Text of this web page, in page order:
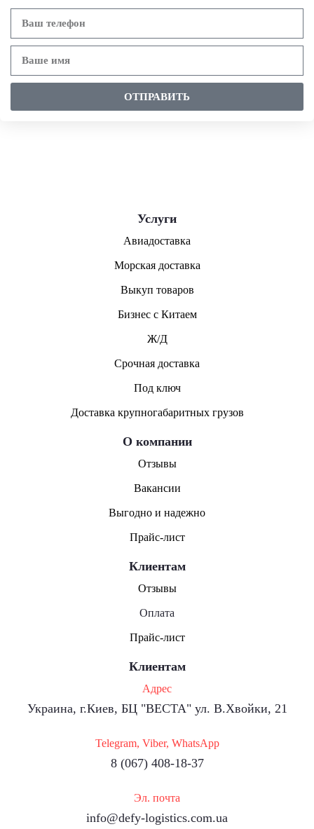
ОТПРАВИТЬ
Услуги
Авиадоставка
Морская доставка
Выкуп товаров
Бизнес с Китаем
Ж/Д
Срочная доставка
Под ключ
Доставка крупногабаритных грузов
О компании
Отзывы
Вакансии
Выгодно и надежно
Прайс-лист
Клиентам
Отзывы
Оплата
Прайс-лист
Клиентам
Адрес
Украина, г.Киев, БЦ "ВЕСТА" ул. В.Хвойки, 21
Telegram, Viber, WhatsApp
8 (067) 408-18-37
Эл. почта
info@defy-logistics.com.ua